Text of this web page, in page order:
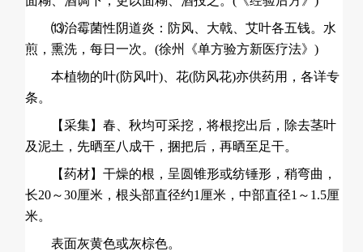
⒀治霉菌性阴道炎 ：防风、大戟、艾叶各五钱。水
煎，熏洗，每日一次。(徐州《单方验方新医疗法》)
本植物的叶(防风叶)、花(防风花)亦供药用，各详专
条。
【采集】春、秋均可采挖，将根挖出后，除去茎叶
及泥土，先晒至八成干，捆把后，再晒至足干。
【药材】干燥的根，呈圆锥形或纺锤形，稍弯曲，
长20～30厘米，根头部直径约1厘米，中部直径1～1.5厘
米。
表面灰黄色或灰棕色。